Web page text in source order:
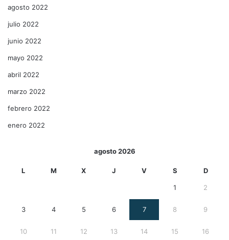
agosto 2022
julio 2022
junio 2022
mayo 2022
abril 2022
marzo 2022
febrero 2022
enero 2022
agosto 2026
L M X J V S D
1 2
3 4 5 6 7 8 9
10 11 12 13 14 15 16